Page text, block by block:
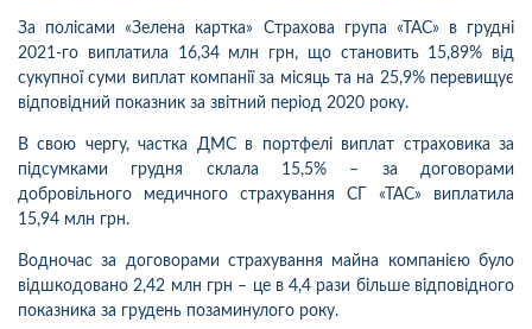
За полісами «Зелена картка» Страхова група «ТАС» в грудні
2021-го виплатила 16,34 млн грн, що становить 15,89% від
сукупної суми виплат компанії за місяць та на 25,9% перевищує
відповідний показник за звітний період 2020 року.
В свою чергу, частка ДМС в портфелі виплат страховика за
підсумками грудня склала 15,5% – за договорами
добровільного медичного страхування СГ «ТАС» виплатила
15,94 млн грн.
Водночас за договорами страхування майна компанією було
відшкодовано 2,42 млн грн – це в 4,4 рази більше відповідного
показника за грудень позаминулого року.